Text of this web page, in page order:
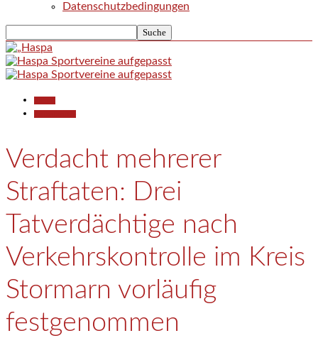
Datenschutzbedingungen
Verdacht mehrerer
Straftaten: Drei
Tatverdächtige nach
Verkehrskontrolle im Kreis
Stormarn vorläufig
festgenommen